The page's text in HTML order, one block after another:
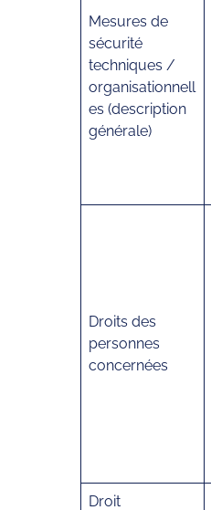
Mesures de
sécurité
techniques /
organisationnell
es (description
générale)
Droits des
personnes
concernées
Droit